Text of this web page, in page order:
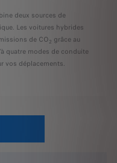
deux sources de
Les voitures hybrides
de CO2 grâce au
quatre modes de conduite
vos déplacements.